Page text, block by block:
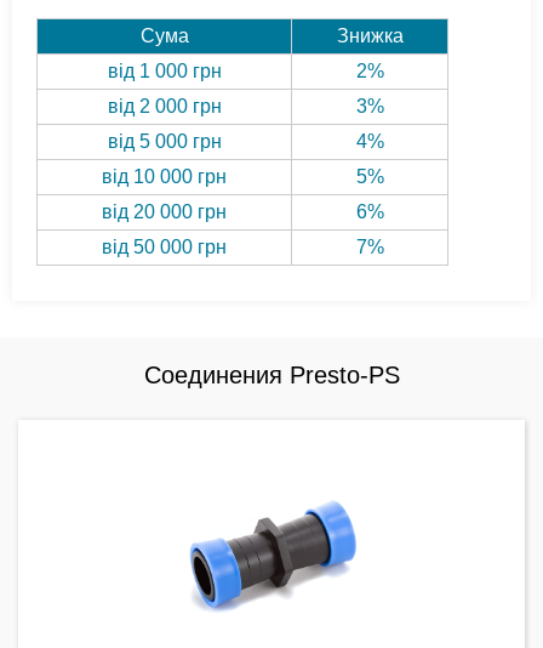
Сума
Знижка
від 1 000 грн
2%
від 2 000 грн
3%
від 5 000 грн
4%
від 10 000 грн
5%
від 20 000 грн
6%
від 50 000 грн
7%
Соединения Presto-PS